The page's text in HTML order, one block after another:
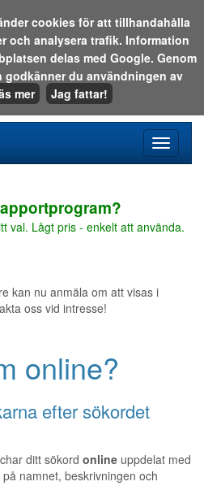
meny
val. Lågt pris - enkelt att använda.
kan nu anmäla om att visas i
oss vid intresse!
online?
efter sökordet
ditt sökord online uppdelat med
namnet, beskrivningen och
cookies för att tillhandahålla
och analysera trafik. Information
delas med Google. Genom
godkänner du användningen av
mer Jag fattar!